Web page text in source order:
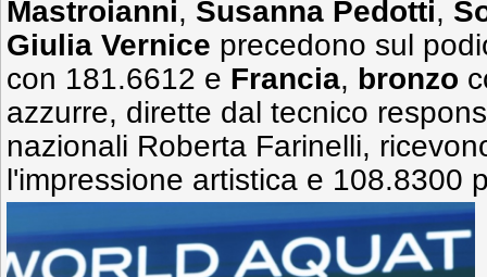
Mastroianni, Susanna Pedotti,
Giulia Vernice precedono sul
con 181.6612 e Francia, bronzo
azzurre, dirette dal tecnico
nazionali Roberta Farinelli,
l'impressione artistica e 108.8300